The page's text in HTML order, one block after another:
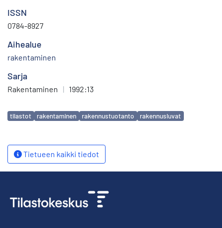
ISSN
0784-8927
Aihealue
rakentaminen
Sarja
Rakentaminen | 1992:13
Avainsanat
tilastot rakentaminen rakennustuotanto rakennusluvat
Tietueen kaikki tiedot